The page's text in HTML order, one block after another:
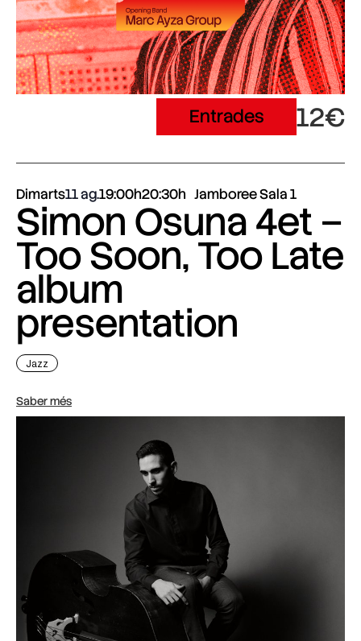
Entrades 12€
Dimarts11 ag.19:00h20:30h Jamboree Sala 1
Simon Osuna 4et –
Too Soon, Too Late
album
presentation
Jazz
Saber més